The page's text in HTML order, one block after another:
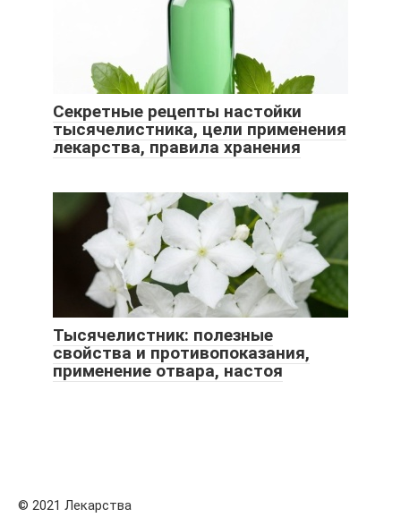
Секретные рецепты настойки
тысячелистника, цели применения
лекарства, правила хранения
Тысячелистник: полезные
свойства и противопоказания,
применение отвара, настоя
© 2021 Лекарства